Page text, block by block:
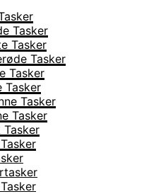
Tasker
Tasker
Tasker
Tasker
Tasker
Tasker
Tasker
Tasker